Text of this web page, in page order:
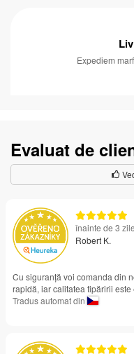
Expediem
Evaluat de
înainte de 3
Robert K.
Cu siguranță voi comanda din
rapidă, iar calitatea tipăririi este
Tradus automat din